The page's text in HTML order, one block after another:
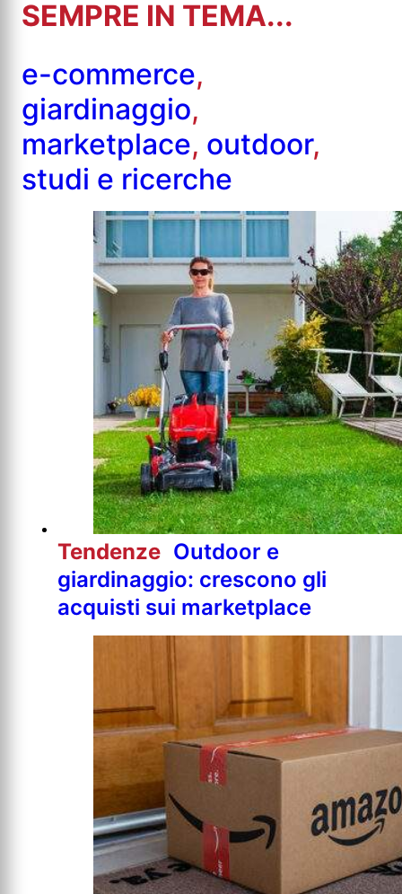
SEMPRE IN TEMA...
e-commerce,
giardinaggio,
marketplace, outdoor,
studi e ricerche
Tendenze Outdoor e
giardinaggio: crescono gli
acquisti sui marketplace